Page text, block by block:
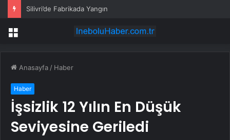
Silivri’de Fabrikada Yangın
Menü
Anasayfa / Haber
Haber
İşsizlik 12 Yılın En Düşük
Seviyesine Geriledi